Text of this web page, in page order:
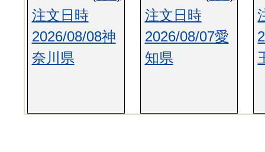
注文日時
2026/08/08神
奈川県
注文日時
2026/08/07愛
知県